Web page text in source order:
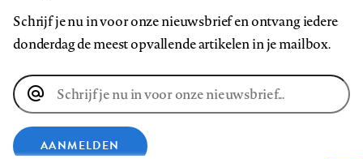
Schrijf je nu in voor onze nieuwsbrief en ontvang iedere
donderdag de meest opvallende artikelen in je mailbox.
E-
mailadres
AANMELDEN